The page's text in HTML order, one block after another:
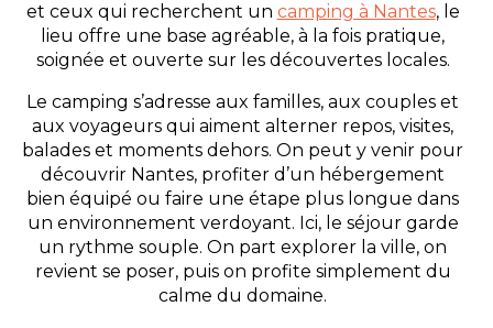
et ceux qui recherchent un camping à Nantes, le
lieu offre une base agréable, à la fois pratique,
soignée et ouverte sur les découvertes locales.
Le camping s’adresse aux familles, aux couples et
aux voyageurs qui aiment alterner repos, visites,
balades et moments dehors. On peut y venir pour
découvrir Nantes, profiter d’un hébergement
bien équipé ou faire une étape plus longue dans
un environnement verdoyant. Ici, le séjour garde
un rythme souple. On part explorer la ville, on
revient se poser, puis on profite simplement du
calme du domaine.